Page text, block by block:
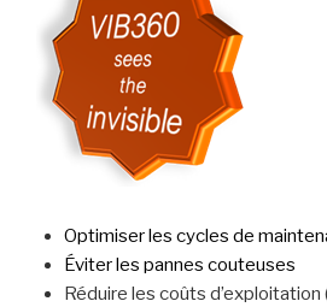
Optimiser les cycles de
Éviter les pannes couteuses
Réduire les coûts d’exploitation